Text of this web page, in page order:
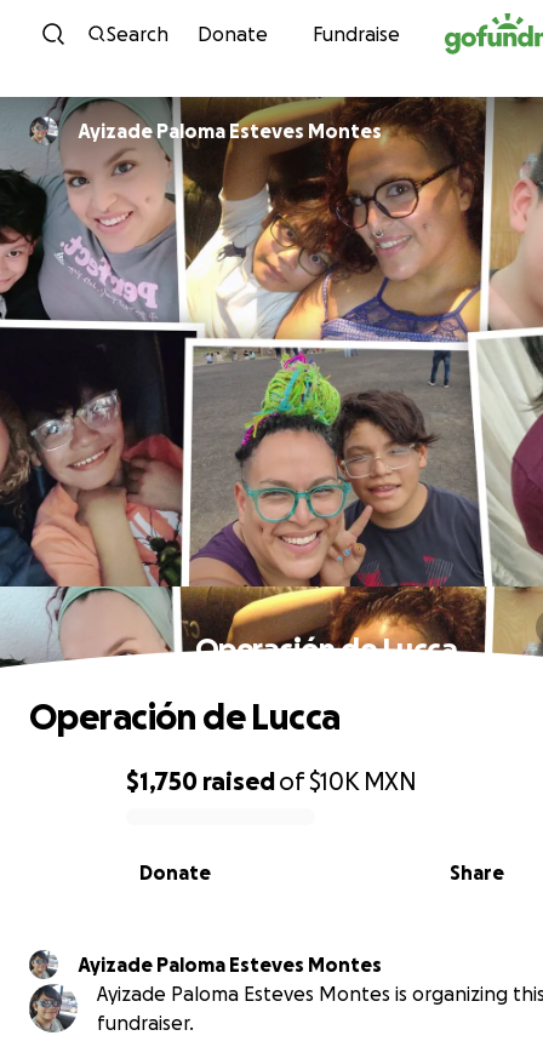
Skip to content
Search Donate Fundraise
Ayizade Paloma Esteves Montes
Operación de Lucca
0% complete
$1,750 raisedof$10K MXN
Share
Donate
Operación de Lucca
Ayizade Paloma Esteves Montes
Ayizade Paloma Esteves Montes is organizing
fundraiser.